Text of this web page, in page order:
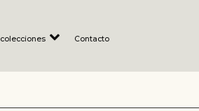
colecciones Contacto